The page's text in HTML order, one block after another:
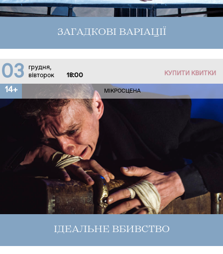
ЗАГАДКОВІ ВАРІАЦІЇ
03
грудня,
вівторок
18:00 КУПИТИ КВИТКИ
14+ МІКРОСЦЕНА
ІДЕАЛЬНЕ ВБИВСТВО